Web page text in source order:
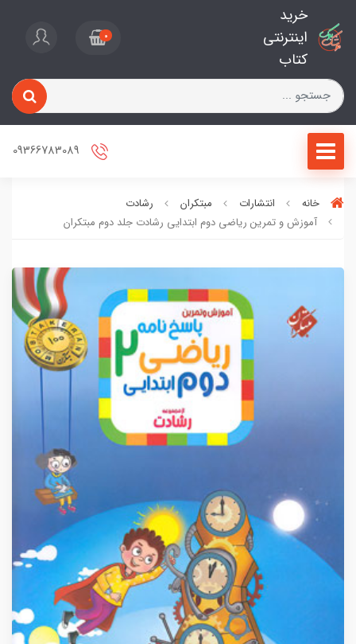
خرید
اینترنتی
کتاب
0
خانه انتشارات مبتکران
رشادت
آموزش و تمرین ریاضی دوم ابتدایی رشادت جلد دوم مبتکران